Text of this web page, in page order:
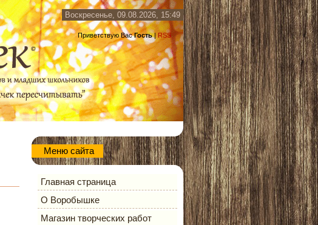
Воскресенье, 09.08.2026, 15:49
Приветствую Вас Гость|RSS
Меню сайта
Главная страница
О Воробышке
Магазин творческих работ